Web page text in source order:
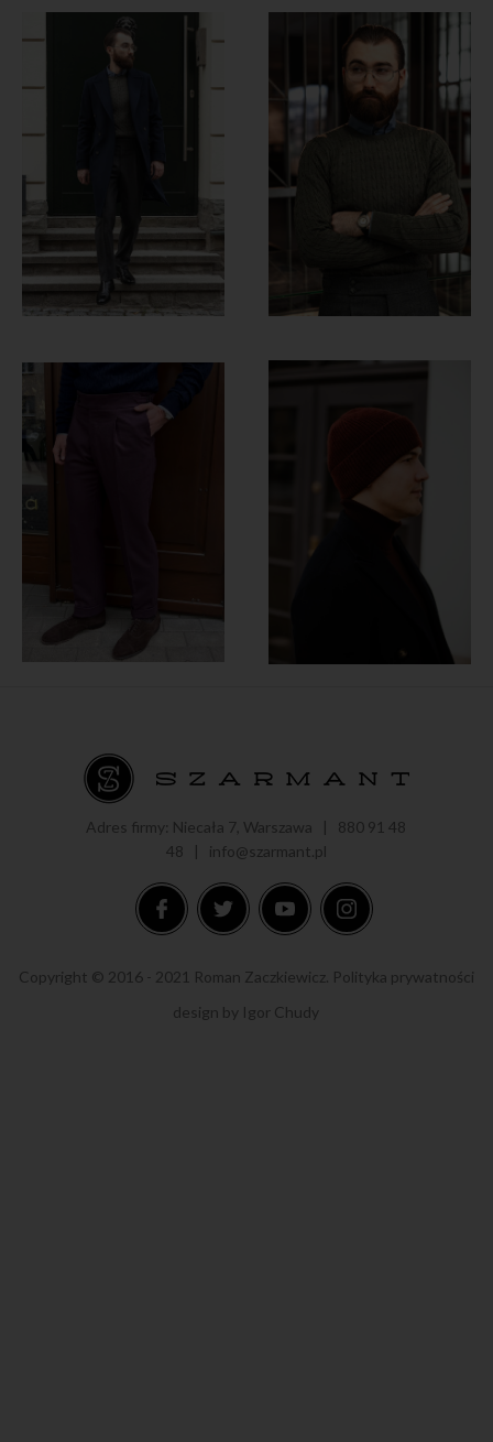
Adres firmy: Niecała 7, Warszawa | 880 91 48
48 | info@szarmant.pl
Copyright © 2016 - 2021 Roman Zaczkiewicz. Polityka prywatności
design by Igor Chudy